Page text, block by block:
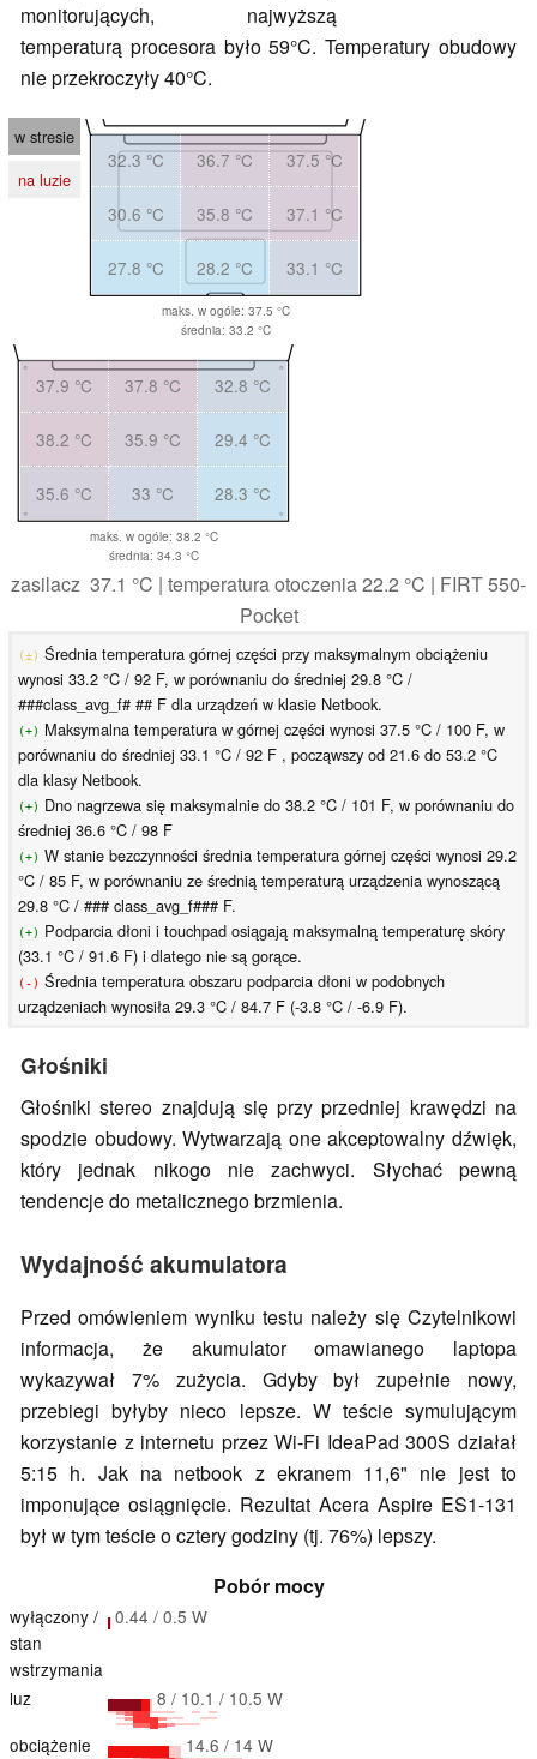
monitorujących, najwyższą
temperaturą procesora było 59°C. Temperatury obudowy
nie przekroczyły 40°C.
w stresie
na luzie
32.3 °C 36.7 °C 37.5 °C
30.6 °C 35.8 °C 37.1 °C
27.8 °C 28.2 °C 33.1 °C
maks. w ogóle: 37.5 °C
średnia: 33.2 °C
37.9 °C 37.8 °C 32.8 °C
38.2 °C 35.9 °C 29.4 °C
35.6 °C 33 °C 28.3 °C
maks. w ogóle: 38.2 °C
średnia: 34.3 °C
zasilacz 37.1 °C | temperatura otoczenia 22.2 °C | FIRT 550-
Pocket
(±) Średnia temperatura górnej części przy maksymalnym obciążeniu
wynosi 33.2 °C / 92 F, w porównaniu do średniej 29.8 °C /
###class_avg_f# ## F dla urządzeń w klasie Netbook.
(+) Maksymalna temperatura w górnej części wynosi 37.5 °C / 100 F, w
porównaniu do średniej 33.1 °C / 92 F , począwszy od 21.6 do 53.2 °C
dla klasy Netbook.
(+) Dno nagrzewa się maksymalnie do 38.2 °C / 101 F, w porównaniu do
średniej 36.6 °C / 98 F
(+) W stanie bezczynności średnia temperatura górnej części wynosi 29.2
°C / 85 F, w porównaniu ze średnią temperaturą urządzenia wynoszącą
29.8 °C / ### class_avg_f### F.
(+) Podparcia dłoni i touchpad osiągają maksymalną temperaturę skóry
(33.1 °C / 91.6 F) i dlatego nie są gorące.
(-) Średnia temperatura obszaru podparcia dłoni w podobnych
urządzeniach wynosiła 29.3 °C / 84.7 F (-3.8 °C / -6.9 F).
Głośniki
Głośniki stereo znajdują się przy przedniej krawędzi na
spodzie obudowy. Wytwarzają one akceptowalny dźwięk,
który jednak nikogo nie zachwyci. Słychać pewną
tendencje do metalicznego brzmienia.
Wydajność akumulatora
Przed omówieniem wyniku testu należy się Czytelnikowi
informacja, że akumulator omawianego laptopa
wykazywał 7% zużycia. Gdyby był zupełnie nowy,
przebiegi byłyby nieco lepsze. W teście symulującym
korzystanie z internetu przez Wi-Fi IdeaPad 300S działał
5:15 h. Jak na netbook z ekranem 11,6" nie jest to
imponujące osiągnięcie. Rezultat Acera Aspire ES1-131
był w tym teście o cztery godziny (tj. 76%) lepszy.
Pobór mocy
wyłączony /
stan
wstrzymania
0.44 / 0.5 W
luz
8 / 10.1 / 10.5 W
obciążenie
14.6 / 14 W